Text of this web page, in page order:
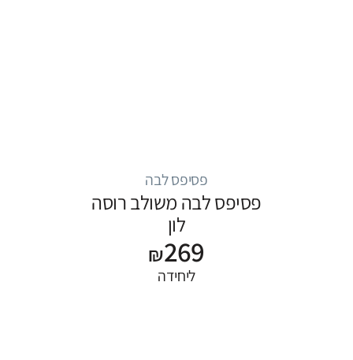
פסיפס לבה
פסיפס לבה משולב רוסה
לון
₪269
ליחידה